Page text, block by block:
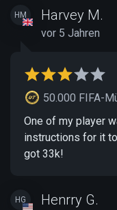
HM Harvey M.
vor 5 Jahren
50.000 FIFA-
One of my player
instructions for it
got 33k!
HG Henrry G.